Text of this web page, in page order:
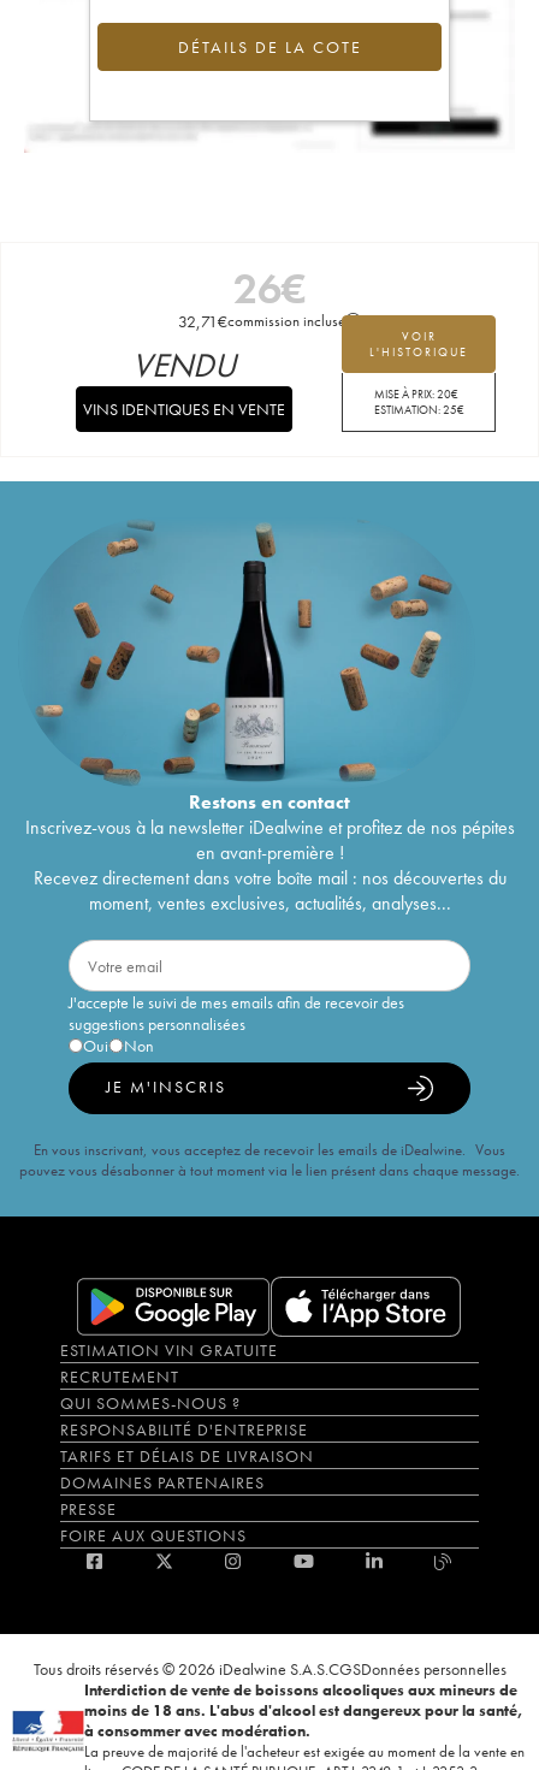
DÉTAILS DE LA COTE
26€
32,71€commission incluse
VOIR
L'HISTORIQUE
MISE À PRIX:20€
ESTIMATION:25€
VENDU
VINS IDENTIQUES EN VENTE
Restons encontact
Inscrivez-vous à la newsletter iDealwine et profitez de nos pépites
en avant-première !
Recevez directement dans votre boîte mail : nos découvertes du
moment, ventes exclusives, actualités, analyses...
J'accepte le suivi de mes emails afin de recevoir des
suggestions personnalisées
Oui
Non
JE M'INSCRIS
En vous inscrivant, vous acceptez de recevoir les emails de iDealwine. Vous
pouvez vous désabonner à tout moment via le lien présent dans chaque message.
ESTIMATION VIN GRATUITE
RECRUTEMENT
QUI SOMMES-NOUS ?
RESPONSABILITÉ D'ENTREPRISE
TARIFS ET DÉLAIS DE LIVRAISON
DOMAINES PARTENAIRES
PRESSE
FOIRE AUX QUESTIONS
Tous droits réservés © 2026 iDealwine S.A.S.CGSDonnées personnelles
Interdiction de vente de boissons alcooliques aux mineurs de
moins de 18 ans. L'abus d'alcool est dangereux pour la santé,
à consommer avec modération.
La preuve de majorité de l'acheteur est exigée au moment de la vente en